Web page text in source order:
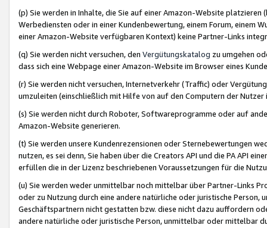
(p) Sie werden in Inhalte, die Sie auf einer Amazon-Website
Werbediensten oder in einer Kundenbewertung, einem Forum, einem
einer Amazon-Website verfügbaren Kontext) keine Partner-Links
(q) Sie werden nicht versuchen, den Vergütungskatalog zu umgehen
dass sich eine Webpage einer Amazon-Website im Browser eines
(r) Sie werden nicht versuchen, Internetverkehr (Traffic) oder
umzuleiten (einschließlich mit Hilfe von auf den Computern der
(s) Sie werden nicht durch Roboter, Softwareprogramme oder auf
Amazon-Website generieren.
(t) Sie werden unsere Kundenrezensionen oder Sternebewertungen
nutzen, es sei denn, Sie haben über die Creators API und die PA API
erfüllen die in der Lizenz beschriebenen Voraussetzungen für die
(u) Sie werden weder unmittelbar noch mittelbar über Partner-Links
oder zu Nutzung durch eine andere natürliche oder juristische
Geschäftspartnern nicht gestatten bzw. diese nicht dazu auffordern
andere natürliche oder juristische Person, unmittelbar oder mittelbar